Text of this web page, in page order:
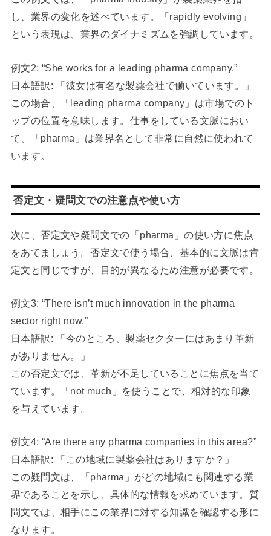
し、業界の変化を述べています。「rapidly evolving」
という表現は、業界のダイナミズムを強調しています。
例文2: “She works for a leading pharma company.”
日本語訳: 「彼女は有名な製薬会社で働いています。」
この場合、「leading pharma company」は市場でのト
ップの位置を意味します。仕事をしている文脈におい
て、「pharma」は業界名として非常に自然に使われて
います。
否定文・疑問文での注意点や使い方
次に、否定文や疑問文での「pharma」の使い方に焦点
をあてましょう。否定文で使う場合、基本的に文脈は肯
定文と同じですが、目的が異なるため注意が必要です。
例文3: “There isn’t much innovation in the pharma
sector right now.”
日本語訳: 「今のところ、製薬セクターにはあまり革新
がありません。」
この否定文では、革新が不足していることに焦点を当て
ています。「not much」を使うことで、相対的な印象
を与えています。
例文4: “Are there any pharma companies in this area?”
日本語訳: 「この地域に製薬会社はありますか？」
この疑問文は、「pharma」がどの地域にも関連する業
界であることを示し、具体的な情報を求めています。質
問文では、相手にこの業界に対する知識を確認する形に
なります。